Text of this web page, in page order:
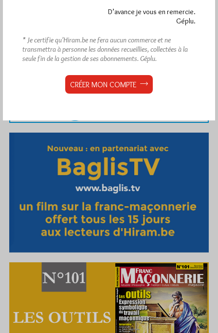
D’avance je vous en remercie.
Géplu.
* Je certifie qu’Hiram.be ne fera aucun commerce et ne
transmettra à personne les données recueillies, collectées à la
seule fin de la gestion de ses abonnements. Géplu.
CRÉER MON COMPTE